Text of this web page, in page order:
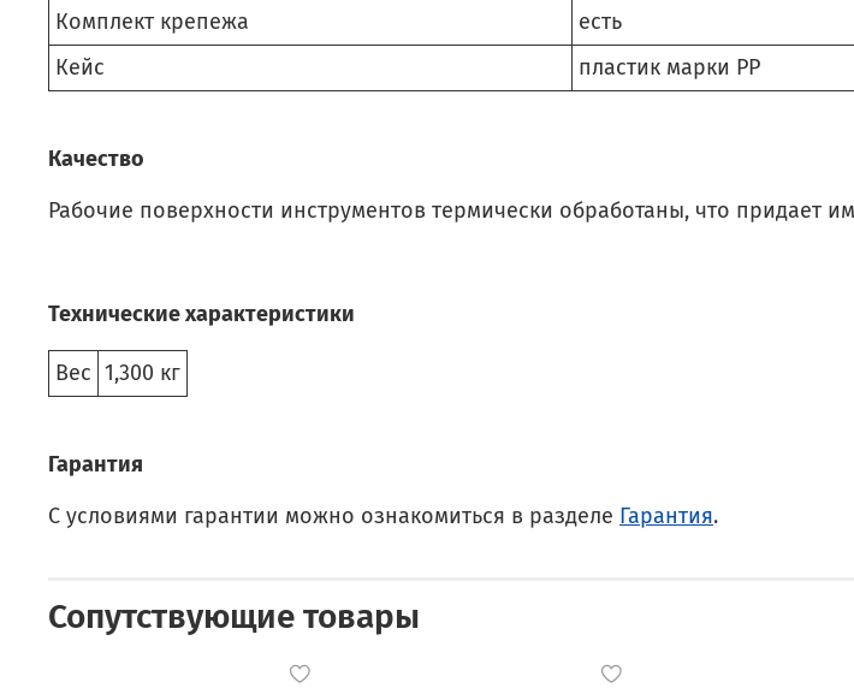
Комплект крепежа
есть
Кейс
пластик марки РР
Качество
Рабочие поверхности инструментов термически обработаны, что придает
Технические характеристики
Вес 1,300 кг
Гарантия
С условиями гарантии можно ознакомиться в разделе Гарантия.
Сопутствующие товары